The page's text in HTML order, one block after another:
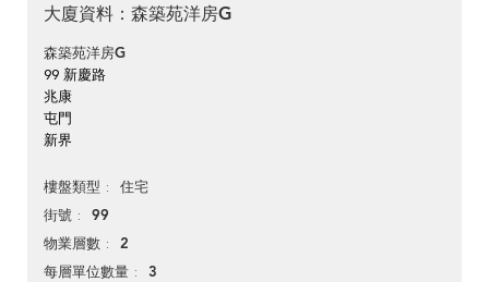
大廈資料：森築苑洋房G
森築苑洋房G
99 新慶路
兆康
屯門
新界
樓盤類型 住宅
街號 99
物業層數 2
每層單位數量 3